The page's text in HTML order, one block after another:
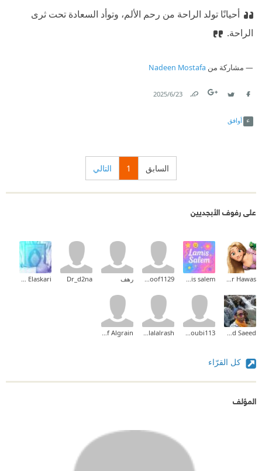
أحيانًا تولد الراحة من رحم الألم، وتوأد السعادة تحت ثرى
الراحة.
مشاركة من Nadeen Mostafa
23‏/6‏/2025
أوافق
السابق 1 التالي
على رفوف الأبجديين
Hadeer Hawas
lamis salem
hanoof1129 رهف Dr_d2na
Ahmed Elaskari
Ahmed Saeed
ahmedelyoubi113
dalalalrash
Ashraf Algrain
كل القرّاء
المؤلف